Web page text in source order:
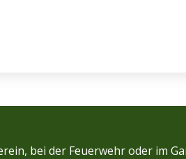
bei der Feuerwehr oder im